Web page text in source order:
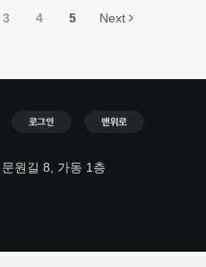
3 4 5 Next
원길 8, 가동 1층